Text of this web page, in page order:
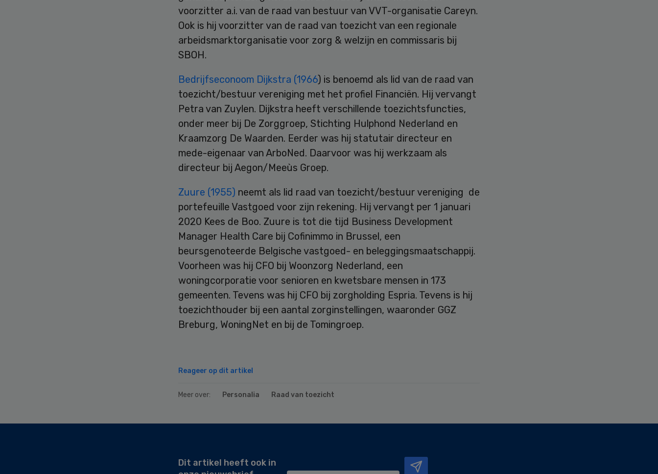
voorzitter a.i. van de raad van bestuur van VVT-organisatie Careyn.
Ook is hij voorzitter van de raad van toezicht van een regionale
arbeidsmarktorganisatie voor zorg & welzijn en commissaris bij
SBOH.
Bedrijfseconoom Dijkstra (1966) is benoemd als lid van de raad van
toezicht/bestuur vereniging met het profiel Financiën. Hij vervangt
Petra van Zuylen. Dijkstra heeft verschillende toezichtsfuncties,
onder meer bij De Zorggroep, Stichting Hulphond Nederland en
Kraamzorg De Waarden. Eerder was hij statutair directeur en
mede-eigenaar van ArboNed. Daarvoor was hij werkzaam als
directeur bij Aegon/Meeùs Groep.
Zuure (1955) neemt als lid raad van toezicht/bestuur vereniging de
portefeuille Vastgoed voor zijn rekening. Hij vervangt per 1 januari
2020 Kees de Boo. Zuure is tot die tijd Business Development
Manager Health Care bij Cofinimmo in Brussel, een
beursgenoteerde Belgische vastgoed- en beleggingsmaatschappij.
Voorheen was hij CFO bij Woonzorg Nederland, een
woningcorporatie voor senioren en kwetsbare mensen in 173
gemeenten. Tevens was hij CFO bij zorgholding Espria. Tevens is hij
toezichthouder bij een aantal zorginstellingen, waaronder GGZ
Breburg, WoningNet en bij de Tomingroep.
Reageer op dit artikel
Meer over: Personalia Raad van toezicht
Dit artikel heeft ook in